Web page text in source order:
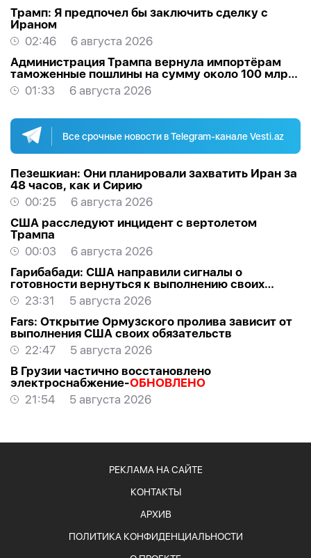
Трамп: Я предпочел бы заключить сделку с
Ираном
02:46
6 августа 2026
Администрация Трампа вернула импортёрам
таможенные пошлины на сумму около 100 млрд
долларов
01:33 6 августа 2026
Все срочные новости в Telegram-канале Vesti.az
Пезешкиан: Они планировали захватить Иран за
48 часов, как и Сирию
00:25
6 августа 2026
США расследуют инцидент с вертолетом
Трампа
00:03
6 августа 2026
Гарибабади: США направили сигналы о
готовности вернуться к выполнению своих
обязательств
23:31
5 августа 2026
Fars: Открытие Ормузского пролива зависит от
выполнения США своих обязательств
22:47
5 августа 2026
В Грузии частично восстановлено
электроснабжение-ОБНОВЛЕНО
21:54
5 августа 2026
РЕКЛАМА НА САЙТЕ
КОНТАКТЫ
АРХИВ
ПОЛИТИКА КОНФИДЕНЦИАЛЬНОСТИ